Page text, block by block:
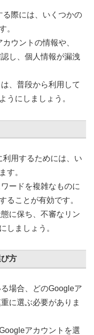
る際には、いくつかの
。
ウントの情報や、
し、個人情報が漏洩
、普段から利用して
うにしましょう。
用するためには、い
す。
ードを複雑なものに
ることが有効です。
に保ち、不審なリン
しましょう。
方
場合、どのGoogleア
に選ぶ必要がありま
アカウントを選